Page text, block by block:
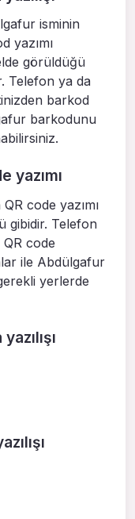
isminin
yazımı
görüldüğü
Telefon ya da
barkod
barkodunu
yazımı
code yazımı
gibidir. Telefon
code
ile Abdülgafur
yerlerde